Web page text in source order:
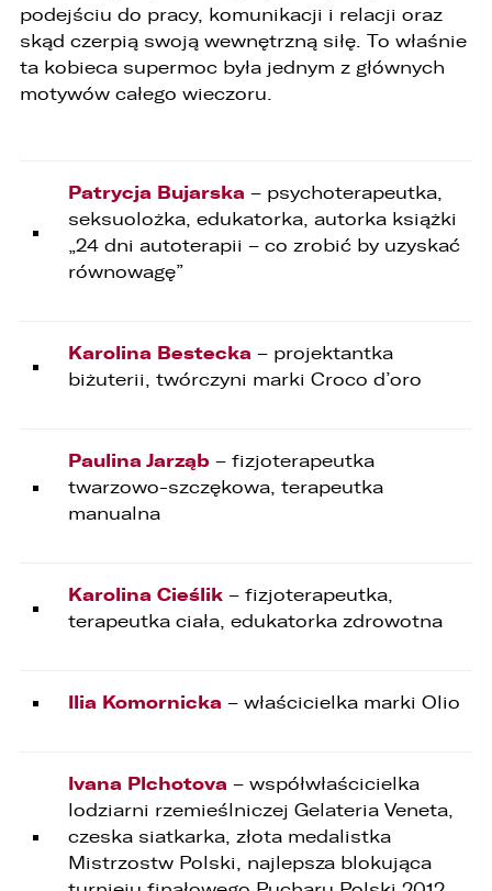
podejściu do pracy, komunikacji i relacji oraz
skąd czerpią swoją wewnętrzną siłę. To właśnie
ta kobieca supermoc była jednym z głównych
motywów całego wieczoru.
Patrycja Bujarska – psychoterapeutka,
seksuolożka, edukatorka, autorka książki
„24 dni autoterapii – co zrobić by uzyskać
równowagę”
Karolina Bestecka – projektantka
biżuterii, twórczyni marki Croco d’oro
Paulina Jarząb – fizjoterapeutka
twarzowo-szczękowa, terapeutka
manualna
Karolina Cieślik – fizjoterapeutka,
terapeutka ciała, edukatorka zdrowotna
Ilia Komornicka – właścicielka marki Olio
Ivana Plchotova – współwłaścicielka
lodziarni rzemieślniczej Gelateria Veneta,
czeska siatkarka, złota medalistka
Mistrzostw Polski, najlepsza blokująca